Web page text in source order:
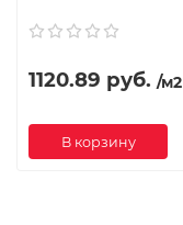
1120.89 руб. /м2
В корзину